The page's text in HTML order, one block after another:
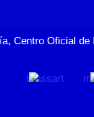
Centro Oficial